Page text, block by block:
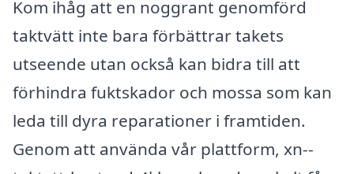
Kom ihåg att en noggrant genomförd
taktvätt inte bara förbättrar takets
utseende utan också kan bidra till att
förhindra fuktskador och mossa som kan
leda till dyra reparationer i framtiden.
Genom att använda vår plattform, xn--